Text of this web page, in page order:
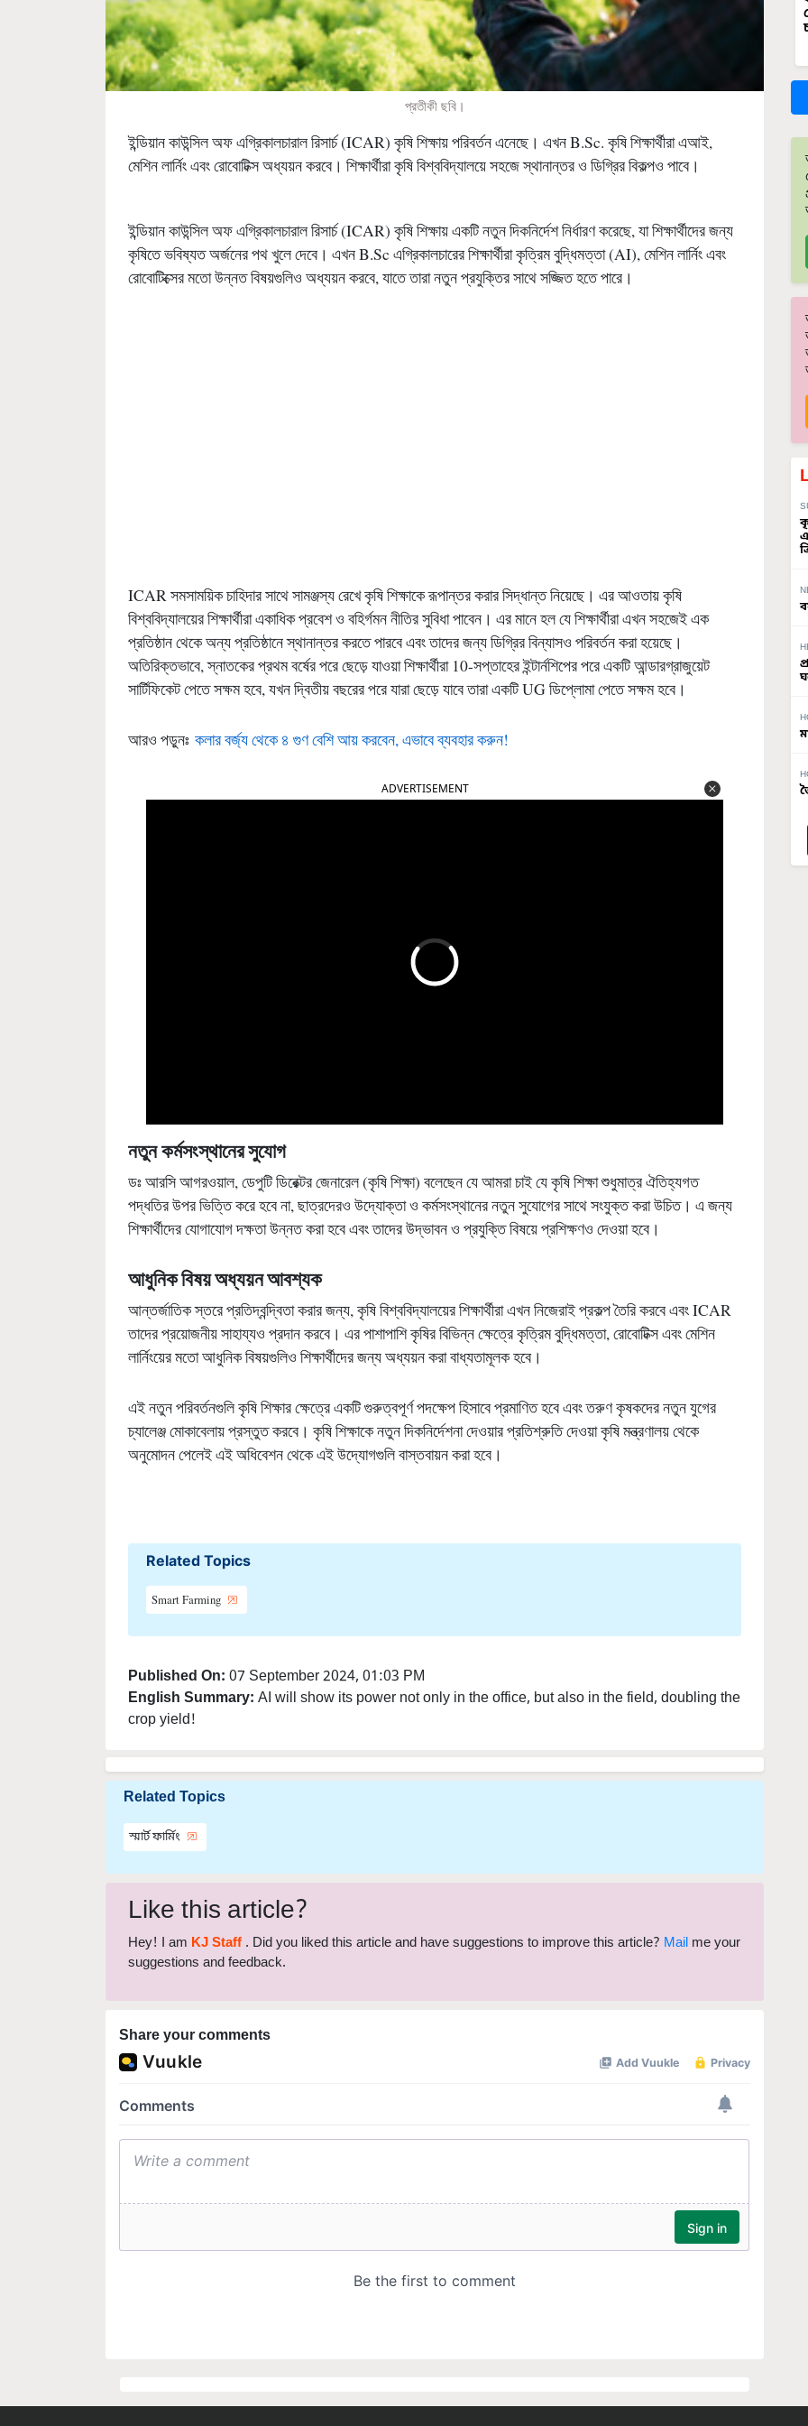
প্রতীকী ছবি।
ইন্ডিয়ান কাউন্সিল অফ এগ্রিকালচারাল রিসার্চ (ICAR) কৃষি শিক্ষায় পরিবর্তন এনেছে। এখন B.Sc. কৃষি শিক্ষার্থীরা এআই,
মেশিন লার্নিং এবং রোবোটিক্স অধ্যয়ন করবে। শিক্ষার্থীরা কৃষি বিশ্ববিদ্যালয়ে সহজে স্থানান্তর ও ডিগ্রির বিকল্পও পাবে।
ইন্ডিয়ান কাউন্সিল অফ এগ্রিকালচারাল রিসার্চ (ICAR) কৃষি শিক্ষায় একটি নতুন দিকনির্দেশ নির্ধারণ করেছে, যা শিক্ষার্থীদের জন্য
কৃষিতে ভবিষ্যত অর্জনের পথ খুলে দেবে। এখন B.Sc এগ্রিকালচারের শিক্ষার্থীরা কৃত্রিম বুদ্ধিমত্তা (AI), মেশিন লার্নিং এবং
রোবোটিক্সের মতো উন্নত বিষয়গুলিও অধ্যয়ন করবে, যাতে তারা নতুন প্রযুক্তির সাথে সজ্জিত হতে পারে।
ICAR সমসাময়িক চাহিদার সাথে সামঞ্জস্য রেখে কৃষি শিক্ষাকে রূপান্তর করার সিদ্ধান্ত নিয়েছে। এর আওতায় কৃষি
বিশ্ববিদ্যালয়ের শিক্ষার্থীরা একাধিক প্রবেশ ও বহির্গমন নীতির সুবিধা পাবেন। এর মানে হল যে শিক্ষার্থীরা এখন সহজেই এক
প্রতিষ্ঠান থেকে অন্য প্রতিষ্ঠানে স্থানান্তর করতে পারবে এবং তাদের জন্য ডিগ্রির বিন্যাসও পরিবর্তন করা হয়েছে।
অতিরিক্তভাবে, স্নাতকের প্রথম বর্ষের পরে ছেড়ে যাওয়া শিক্ষার্থীরা 10-সপ্তাহের ইন্টার্নশিপের পরে একটি আন্ডারগ্রাজুয়েট
সার্টিফিকেট পেতে সক্ষম হবে, যখন দ্বিতীয় বছরের পরে যারা ছেড়ে যাবে তারা একটি UG ডিপ্লোমা পেতে সক্ষম হবে।
আরও পড়ুনঃ কলার বর্জ্য থেকে ৪ গুণ বেশি আয় করবেন, এভাবে ব্যবহার করুন!
ADVERTISEMENT
নতুনকর্মসংস্থানের সুযোগ
ডঃ আরসি আগরওয়াল, ডেপুটি ডিরেক্টর জেনারেল (কৃষি শিক্ষা) বলেছেন যে আমরা চাই যে কৃষি শিক্ষা শুধুমাত্র ঐতিহ্যগত
পদ্ধতির উপর ভিত্তি করে হবে না, ছাত্রদেরও উদ্যোক্তা ও কর্মসংস্থানের নতুন সুযোগের সাথে সংযুক্ত করা উচিত। এ জন্য
শিক্ষার্থীদের যোগাযোগ দক্ষতা উন্নত করা হবে এবং তাদের উদ্ভাবন ও প্রযুক্তি বিষয়ে প্রশিক্ষণও দেওয়া হবে।
আধুনিক বিষয় অধ্যয়ন আবশ্যক
আন্তর্জাতিক স্তরে প্রতিদ্বন্দ্বিতা করার জন্য, কৃষি বিশ্ববিদ্যালয়ের শিক্ষার্থীরা এখন নিজেরাই প্রকল্প তৈরি করবে এবং ICAR
তাদের প্রয়োজনীয় সাহায্যও প্রদান করবে। এর পাশাপাশি কৃষির বিভিন্ন ক্ষেত্রে কৃত্রিম বুদ্ধিমত্তা, রোবোটিক্স এবং মেশিন
লার্নিংয়ের মতো আধুনিক বিষয়গুলিও শিক্ষার্থীদের জন্য অধ্যয়ন করা বাধ্যতামূলক হবে।
এই নতুন পরিবর্তনগুলি কৃষি শিক্ষার ক্ষেত্রে একটি গুরুত্বপূর্ণ পদক্ষেপ হিসাবে প্রমাণিত হবে এবং তরুণ কৃষকদের নতুন যুগের
চ্যালেঞ্জ মোকাবেলায় প্রস্তুত করবে। কৃষি শিক্ষাকে নতুন দিকনির্দেশনা দেওয়ার প্রতিশ্রুতি দেওয়া কৃষি মন্ত্রণালয় থেকে
অনুমোদন পেলেই এই অধিবেশন থেকে এই উদ্যোগগুলি বাস্তবায়ন করা হবে।
Related Topics
Smart Farming
Published On: 07 September 2024, 01:03 PM
English Summary: AI will show its power not only in the office, but also in the field, doubling the
crop yield!
Related Topics
স্মার্ট ফার্মিং
Like this article?
Hey! I am KJ Staff . Did you liked this article and have suggestions to improve this article? Mail me your
suggestions and feedback.
Share your comments